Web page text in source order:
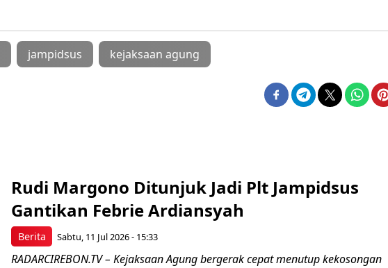
jampidsus kejaksaan agung
Berita
Rudi Margono Ditunjuk Jadi Plt Jampidsus
Gantikan Febrie Ardiansyah
Sabtu, 11 Jul 2026 - 15:33
RADARCIREBON.TV – Kejaksaan Agung bergerak cepat menutup kekosongan